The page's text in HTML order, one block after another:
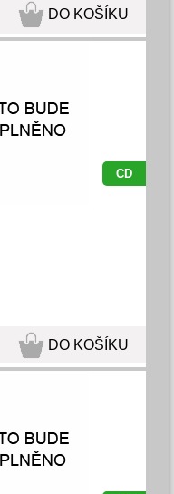
DO KOŠÍKU
CD
DO KOŠÍKU